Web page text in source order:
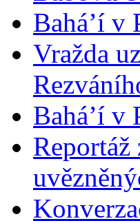
Bahá’í v
Vražda
Bahá’í v